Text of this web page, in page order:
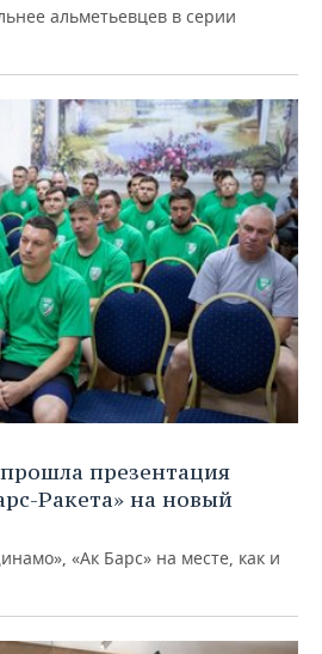
альметьевцев в серии
презентация
Ракета» на новый
«Ак Барс» на месте, как и